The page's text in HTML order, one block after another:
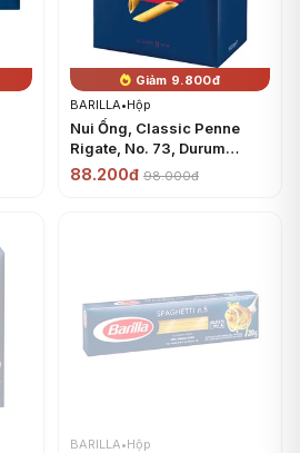
Giảm 9.800đ
BARILLA•Hộp
Nui Ống, Classic Penne
Rigate, No. 73, Durum
Wheat Semolina Pasta
88.200đ 98.000đ
BARILLA•Hộp